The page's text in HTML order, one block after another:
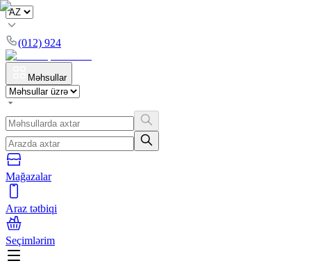
(012) 924
Məhsullar
Mağazalar
Araz tətbiqi
Seçimlərim